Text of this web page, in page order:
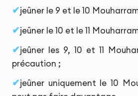
jeûner le 9 et le 10
jeûner le 10 et le 11
jeûner les 9, 10 et 11
précaution ;
jeûner uniquement le 10